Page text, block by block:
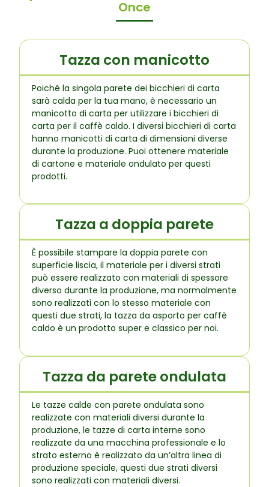
Once
Tazza con manicotto
Poiché la singola parete dei bicchieri di carta
sarà calda per la tua mano, è necessario un
manicotto di carta per utilizzare i bicchieri di
carta per il caffè caldo. I diversi bicchieri di carta
hanno manicotti di carta di dimensioni diverse
durante la produzione. Puoi ottenere materiale
di cartone e materiale ondulato per questi
prodotti.
Tazza a doppia parete
È possibile stampare la doppia parete con
superficie liscia, il materiale per i diversi strati
può essere realizzato con materiali di spessore
diverso durante la produzione, ma normalmente
sono realizzati con lo stesso materiale con
questi due strati, la tazza da asporto per caffè
caldo è un prodotto super e classico per noi.
Tazza da parete ondulata
Le tazze calde con parete ondulata sono
realizzate con materiali diversi durante la
produzione, le tazze di carta interne sono
realizzate da una macchina professionale e lo
strato esterno è realizzato da un’altra linea di
produzione speciale, questi due strati diversi
sono realizzati con materiali diversi.